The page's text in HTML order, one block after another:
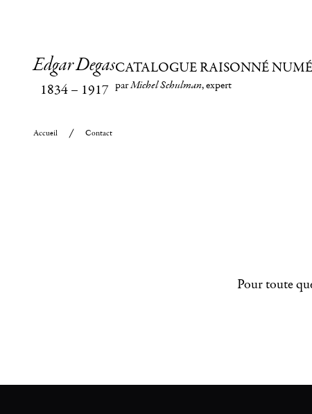
Edgar Degas
1834– 1917
CATALOGUE RAISONNÉ
parMichel Schulman, expert
Accueil Contact
Pour toute